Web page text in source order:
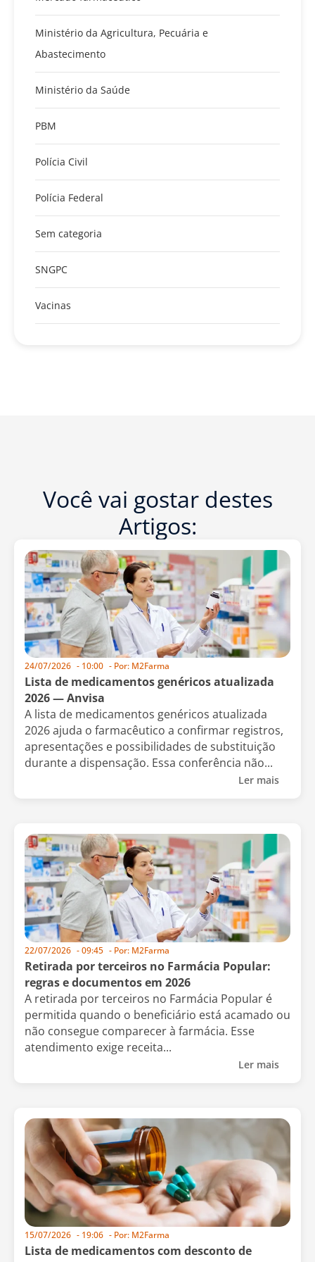
Ministério da Agricultura, Pecuária e
Abastecimento
Ministério da Saúde
PBM
Polícia Civil
Polícia Federal
Sem categoria
SNGPC
Vacinas
Você vai gostar destes
Artigos:
24/07/2026 - 10:00 - Por: M2Farma
Lista de medicamentos genéricos atualizada
2026 — Anvisa
A lista de medicamentos genéricos atualizada
2026 ajuda o farmacêutico a confirmar registros,
apresentações e possibilidades de substituição
durante a dispensação. Essa conferência não...
Ler mais
22/07/2026 -09:45 - Por: M2Farma
Retirada por terceiros no Farmácia Popular:
regras e documentos em 2026
A retirada por terceiros no Farmácia Popular é
permitida quando o beneficiário está acamado ou
não consegue comparecer à farmácia. Esse
atendimento exige receita...
Ler mais
15/07/2026 - 19:06 - Por: M2Farma
Lista de medicamentos com desconto de